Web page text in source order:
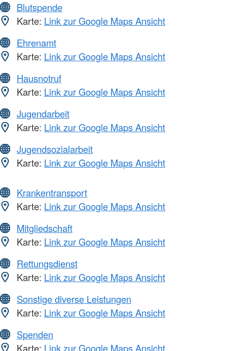
Blutspende
Karte: Link zur Google Maps Ansicht
Ehrenamt
Karte: Link zur Google Maps Ansicht
Hausnotruf
Karte: Link zur Google Maps Ansicht
Jugendarbeit
Karte: Link zur Google Maps Ansicht
Jugendsozialarbeit
Karte: Link zur Google Maps Ansicht
Krankentransport
Karte: Link zur Google Maps Ansicht
Mitgliedschaft
Karte: Link zur Google Maps Ansicht
Rettungsdienst
Karte: Link zur Google Maps Ansicht
Sonstige diverse Leistungen
Karte: Link zur Google Maps Ansicht
Spenden
Karte: Link zur Google Maps Ansicht